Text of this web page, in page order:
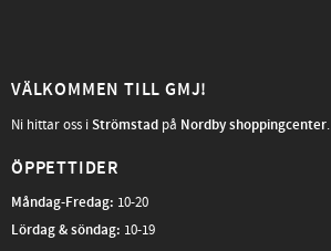
VÄLKOMMEN TILL GMJ!
Ni hittar oss iStrömstad på Nordby shoppingcenter.
ÖPPETTIDER
Måndag-Fredag: 10-20
Lördag & söndag: 10-19